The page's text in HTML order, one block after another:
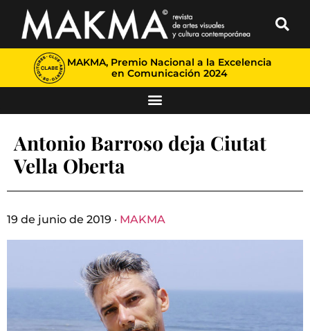
MAKMA, Premio Nacional a la Excelencia
en Comunicación 2024
Antonio Barroso deja Ciutat
Vella Oberta
19 de junio de 2019 · MAKMA